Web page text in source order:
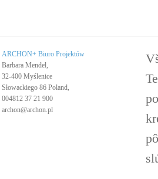
ARCHON+ Biuro Projektów
Barbara Mendel,
32-400 Myślenice
Słowackiego 86 Poland,
004812 37 21 900
archon@archon.pl